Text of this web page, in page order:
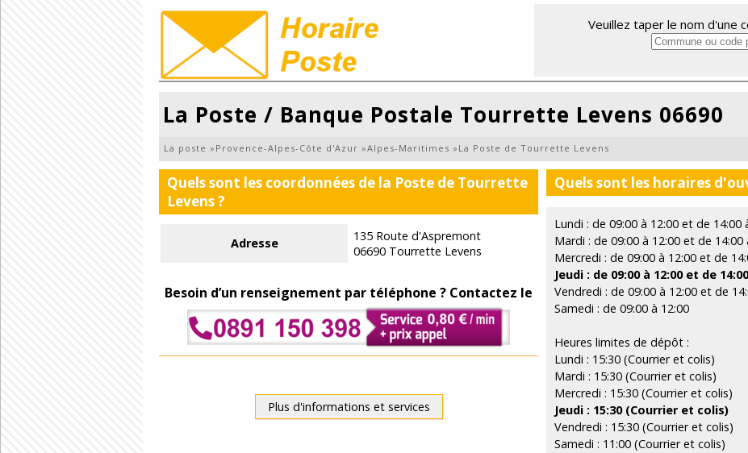
Veuillez taper le nom d'une
La Poste / Banque Postale Tourrette Levens 06690
La poste » Provence-Alpes-Côte d'Azur »Alpes-Maritimes » La Poste de Tourrette Levens
Quels sont les coordonnées de la Poste de Tourrette
Levens ?
Adresse
135 Route d'Aspremont
06690 Tourrette Levens
Besoin d’un renseignement par téléphone ? Contactez le
Plus d'informations et services
Quels sont les horaires
Lundi : de 09:00 à 12:00 et de 14:00
Mardi : de 09:00 à 12:00 et de 14:00
Mercredi : de 09:00 à 12:00 et de
Jeudi : de 09:00 à 12:00 et de
Vendredi : de 09:00 à 12:00 et de
Samedi : de 09:00 à 12:00
Heures limites de dépôt :
Lundi : 15:30 (Courrier et colis)
Mardi : 15:30 (Courrier et colis)
Mercredi : 15:30 (Courrier et colis)
Jeudi : 15:30 (Courrier et colis)
Vendredi : 15:30 (Courrier et colis)
Samedi : 11:00 (Courrier et colis)